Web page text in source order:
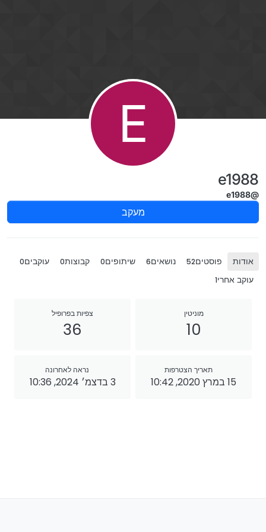
E
e1988
@e1988
מעקב
אודות פוסטים52 נושאים6 שיתופים0 קבוצות0 עוקבים0
עוקב אחרי1
מוניטין
10
צפיות בפרופיל
36
תאריך הצטרפות
15 במרץ 2020, 10:42
נראה לאחרונה
3 בדצמ׳ 2024, 10:36